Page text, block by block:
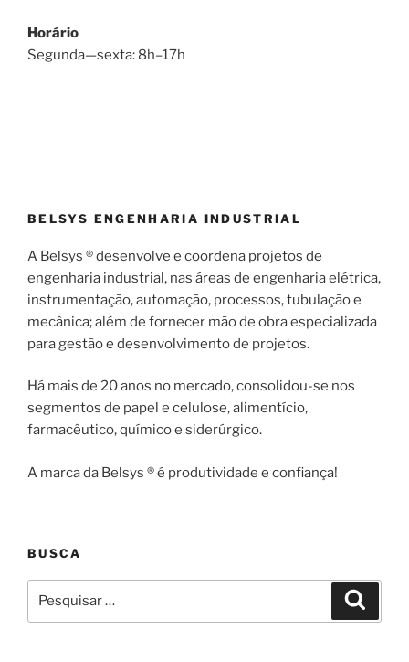
Horário
Segunda—sexta: 8h–17h
BELSYS ENGENHARIA INDUSTRIAL
A Belsys ® desenvolve e coordena projetos de
engenharia industrial, nas áreas de engenharia elétrica,
instrumentação, automação, processos, tubulação e
mecânica; além de fornecer mão de obra especializada
para gestão e desenvolvimento de projetos.
Há mais de 20 anos no mercado, consolidou-se nos
segmentos de papel e celulose, alimentício,
farmacêutico, químico e siderúrgico.
A marca da Belsys ® é produtividade e confiança!
BUSCA
por: